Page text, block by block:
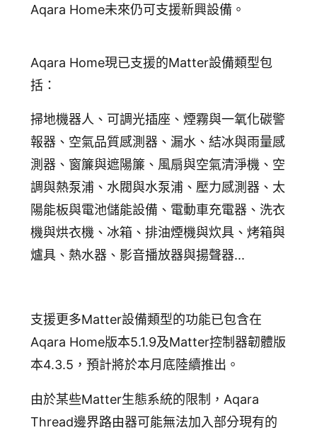
Aqara Home未來仍可支援新興設備。
Aqara Home現已支援的Matter設備類型包
括：
掃地機器人、 可調光插座、 煙霧與一氧化碳警
報器、 空氣品質感測器、 漏水、結冰與雨量感
測器、 窗簾與遮陽簾、 風扇與空氣清淨機、 空
調與熱泵浦、 水閥與水泵浦、 壓力感測器、 太
陽能板與電池儲能設備、 電動車充電器、 洗衣
機與烘衣機、 冰箱、 排油煙機與炊具、 烤箱與
爐具、 熱水器、 影音播放器與揚聲器...
支援更多Matter設備類型的功能已包含在
Aqara Home版本5.1.9及Matter控制器韌體版
本4.3.5，預計將於本月底陸續推出。
由於某些Matter生態系統的限制，Aqara
Thread邊界路由器可能無法加入部分現有的